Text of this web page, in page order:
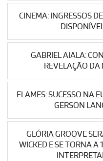
CINEMA: INGRESSOS
GABRIEL AIALA:
REVELAÇÃO DA
FLAMES: SUCESSO NA
GERSON
GLÓRIA GROOVE
WICKED E SE TORNA A